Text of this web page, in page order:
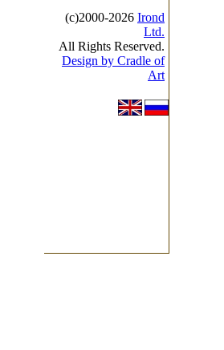
(с)2000-2026 Irond
Ltd.
All Rights Reserved.
Design by Cradle of
Art